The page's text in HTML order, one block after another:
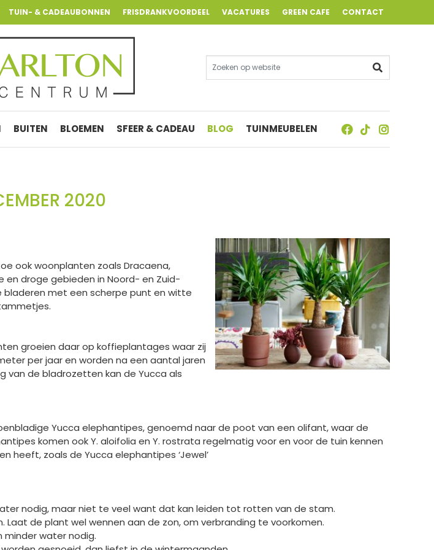
TUIN- & CADEAUBONNEN FRISDRANKVOORDEEL VACATURES GREEN CAFE CONTACT
BUITEN BLOEMEN SFEER & CADEAU BLOG TUINMEUBELEN
2020
ook woonplanten zoals Dracaena,
en droge gebieden in Noord- en Zuid-
bladeren met een scherpe punt en witte
groeien daar op koffieplantages waar zij
per jaar en worden na een aantal jaren
van de bladrozetten kan de Yucca als
Yucca elephantipes, genoemd naar de poot van een olifant, waar de
komen ook Y. aloifolia en Y. rostrata regelmatig voor en voor de tuin kennen
heeft, zoals de Yucca elephantipes ‘Jewel’
nodig, maar niet te veel want dat kan leiden tot rotten van de stam.
de plant wel wennen aan de zon, om verbranding te voorkomen.
minder water nodig.